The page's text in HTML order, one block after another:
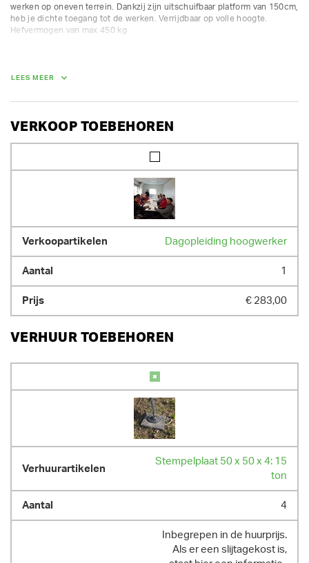
werken op oneven terrein. Dankzij zijn uitschuifbaar platform van 150cm,
heb je dichte toegang tot de werken. Verrijdbaar op volle hoogte.
Hefvermogen van max 450 kg
platformhoogte 10 m
platform 2,8 m x 1,6 m
4510.00 kg
LEES MEER
VERKOOP TOEBEHOREN
Dagopleiding hoogwerker
1
€ 283,00
VERHUUR TOEBEHOREN
Stempelplaat 50 x 50 x 4: 15
ton
4
Inbegrepen in de huurprijs.
Als er een slijtagekost is,